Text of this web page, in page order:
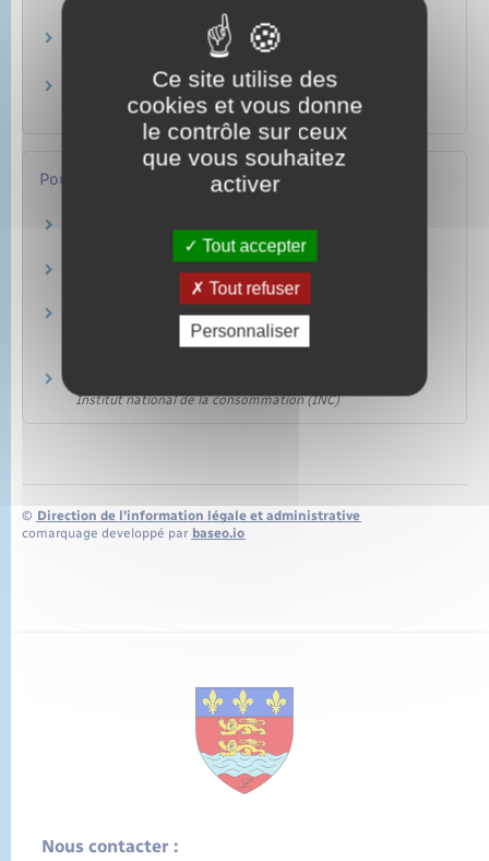
automoteur agricole ?
Est-on assuré quand on utilise son véhicule
personnel pour le travail ?
Dois-je assurer moi-même un véhicule en
leasing ?
Pour en savoir plus
Assurance automobile
Autorité de contrôle prudentiel et de résolution (ACPR)
Se préparer à s'assurer
Autorité de contrôle prudentiel et de résolution (ACPR)
Comparer des assurances sur internet,
comment ça marche ?
Institut national de la consommation (INC)
© Direction de l’information légale et administrative
comarquage developpé par baseo.io
Nous contacter :
Ce site utilise des
cookies et vous donne
le contrôle sur ceux
que vous souhaitez
activer
Tout accepter
Tout refuser
Personnaliser